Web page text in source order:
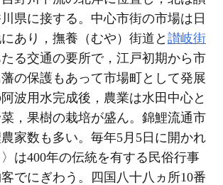
県に接する。中心市街の市場は日
あり，撫養（むや）街道と 讃岐街
る交通の要所で，江戸初期から市
の保護もあって市場町として発展
阿波用水完成後，農業は水田中心と
，果樹の栽培が盛ん。錦鯉流通市
家数も多い。毎年5月5日に開かれ
は400年の伝統を有する民俗行事
でにぎわう。四国八十八ヵ所10番